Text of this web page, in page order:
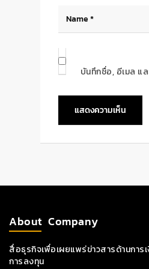
บันทึกชื่อ, อีเมล แ
About Company
สื่อธุรกิจเพื่อเผยแพร่ข่าวสารด้านการ
การลงทุน